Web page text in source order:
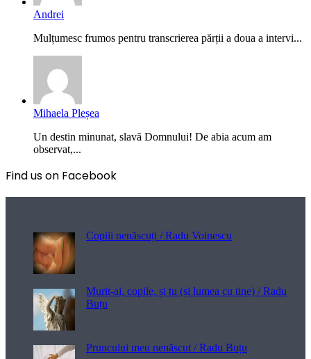
Andrei
Mulțumesc frumos pentru transcrierea părții a doua a intervi...
Mihaela Pleșea
Un destin minunat, slavă Domnului! De abia acum am
observat,...
Find us on Facebook
Copiii nenăscuți / Radu Voinescu
Murit-ai, copile, și tu (și lumea cu tine) / Radu
Buțu
Pruncului meu nenăscut / Radu Buțu